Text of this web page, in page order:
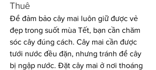
Thuê
Để đảm bảo cây mai luôn giữ được vẻ
đẹp trong suốt mùa Tết, bạn cần chăm
sóc cây đúng cách. Cây mai cần được
tưới nước đều đặn, nhưng tránh để cây
bị ngập nước. Đặt cây mai ở nơi thoáng